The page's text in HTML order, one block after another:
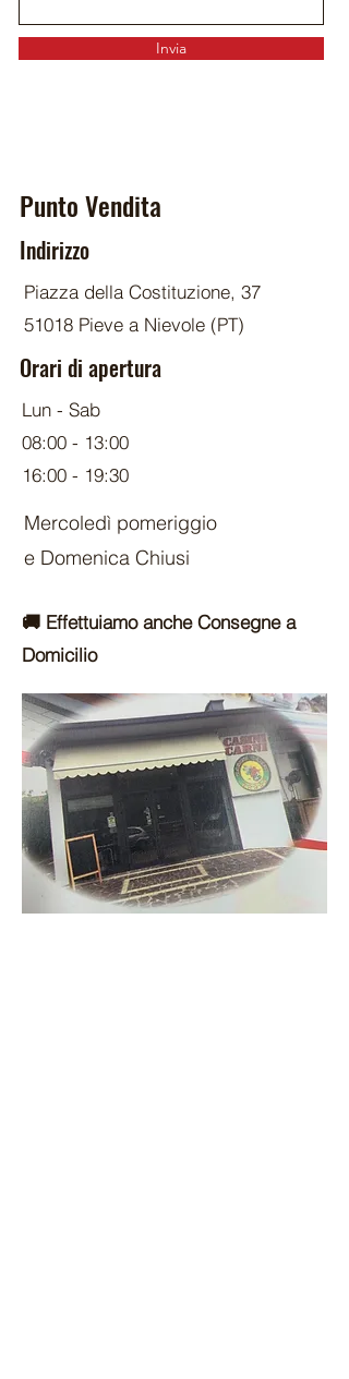
Invia
Punto Vendita
Indirizzo
Piazza della Costituzione, 37
51018 Pieve a Nievole (PT)
Orari di apertura
Lun - Sab
08:00 - 13:00
16:00 - 19:30
Mercoledì pomeriggio
e Domenica Chiusi
🚚 Effettuiamo anche Consegne a
Domicilio